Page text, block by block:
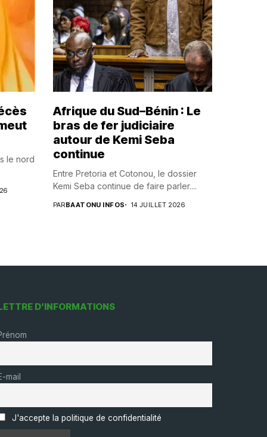
le nord
Afrique du Sud–Bénin : Le
bras de fer judiciaire
autour de Kemi Seba
continue
Entre Pretoria et Cotonou, le dossier
Kemi Seba continue de faire parler....
PARBAATONU INFOS 14 JUILLET 2026
D’INFORMATIONS
mail
J'accepte la politique de confidentialité